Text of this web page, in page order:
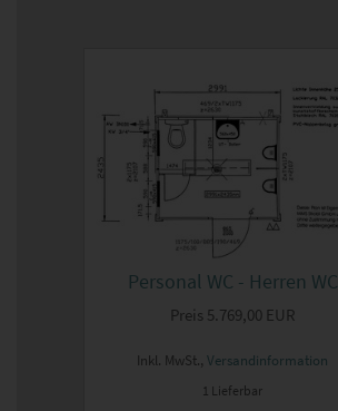
Personal WC - Herren WC
Preis 5.769,00 EUR
Inkl. MwSt., Versandinformation
1 Lieferbar